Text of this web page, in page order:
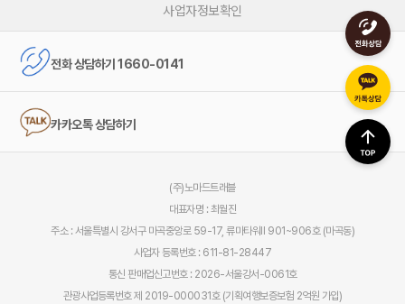
사업자정보확인
전화 상담하기 1660-0141
카카오톡 상담하기
(주)노마드트래블
대표자명 : 최월진
주소 : 서울특별시 강서구 마곡중앙로 59-17, 류마타워Ⅱ 901~906호 (마곡동)
사업자 등록번호 : 611-81-28447
통신 판매업신고번호 : 2026-서울강서-0061호
관광사업등록번호 제 2019-000031호 (기획여행보증보험 2억원 가입)